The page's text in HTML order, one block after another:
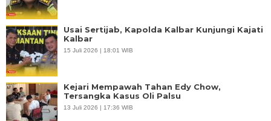
Usai Sertijab, Kapolda Kalbar Kunjungi Kajati
Kalbar
15 Juli 2026 | 18:01 WIB
Kejari Mempawah Tahan Edy Chow,
Tersangka Kasus Oli Palsu
13 Juli 2026 | 17:36 WIB